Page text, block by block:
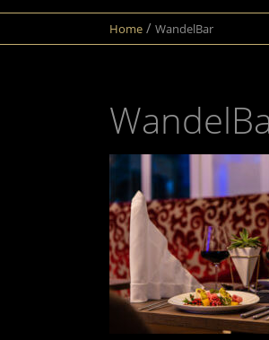
Dresden
Home / WandelBar